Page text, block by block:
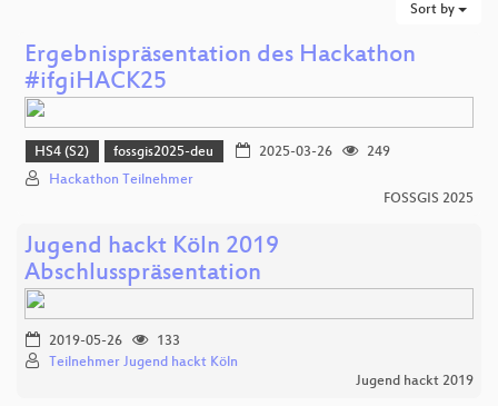
Sort by
Ergebnispräsentation des Hackathon
#ifgiHACK25
HS4 (S2) fossgis2025-deu 2025-03-26
249
Hackathon Teilnehmer
FOSSGIS 2025
Jugend hackt Köln 2019
Abschlusspräsentation
2019-05-26
133
Teilnehmer Jugend hackt Köln
Jugend hackt 2019